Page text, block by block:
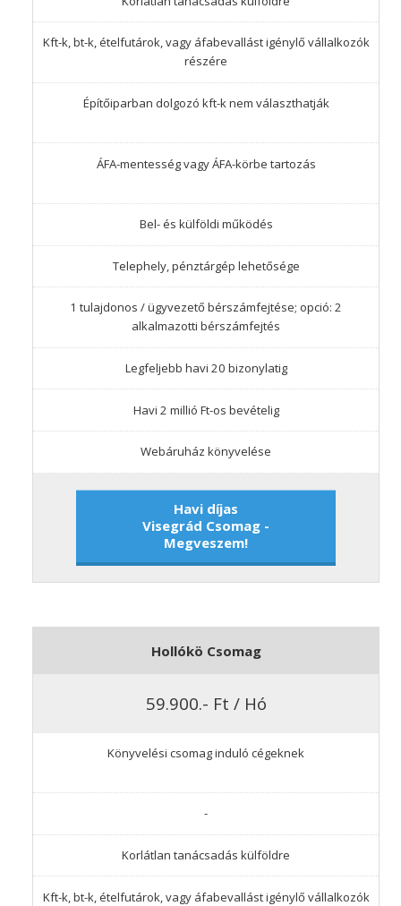
Kft-k, bt-k, ételfutárok, vagy áfabevallást igénylő vállalkozók
részére
Építőiparban dolgozó kft-k nem választhatják
ÁFA-mentesség vagy ÁFA-körbe tartozás
Bel- és külföldi működés
Telephely, pénztárgép lehetősége
1 tulajdonos / ügyvezető bérszámfejtése; opció: 2
alkalmazotti bérszámfejtés
Legfeljebb havi 20 bizonylatig
Havi 2 millió Ft-os bevételig
Webáruház könyvelése
Havi díjas
Visegrád Csomag -
Megveszem!
Hollókö Csomag
59.900.- Ft / Hó
Könyvelési csomag induló cégeknek
-
Korlátlan tanácsadás külföldre
Kft-k, bt-k, ételfutárok, vagy áfabevallást igénylő vállalkozók